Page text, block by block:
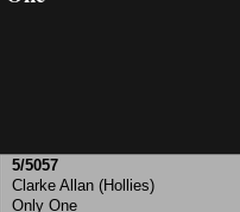
5/5057
Clarke Allan (Hollies)
Only One